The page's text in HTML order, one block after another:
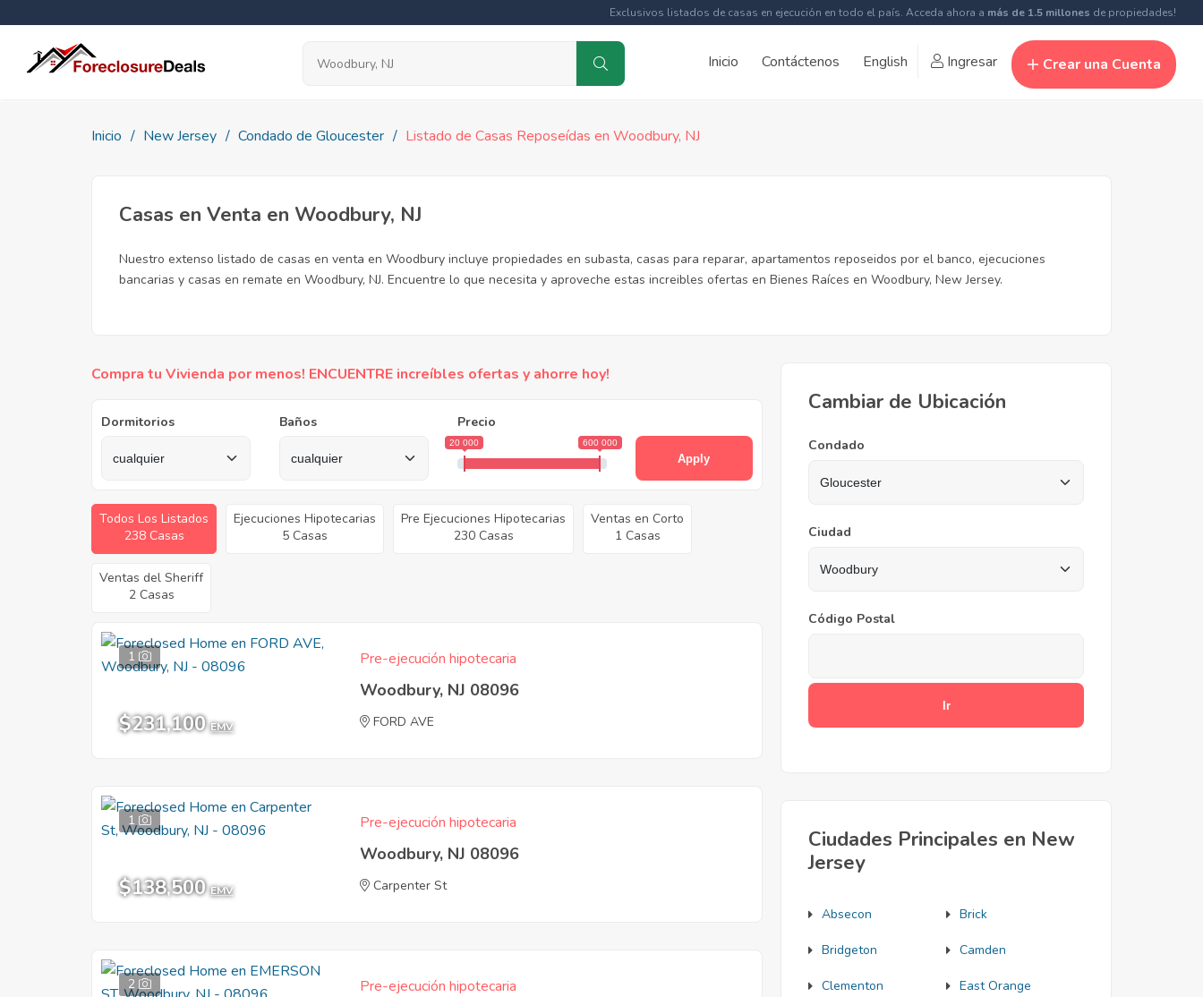
Exclusivos listados de casas en ejecución en todo el país. Acceda ahora a más de 1.5 millones de propiedades!
Inicio Contáctenos English Ingresar Crear una Cuenta
Inicio New Jersey Condado de Gloucester Listado de Casas Reposeídas en Woodbury, NJ
Casas en Venta en Woodbury, NJ
Nuestro extenso listado de casas en venta en Woodbury incluye propiedades en subasta, casas para reparar, apartamentos reposeidos por el banco, ejecuciones
bancarias y casas en remate en Woodbury, NJ. Encuentre lo que necesita y aproveche estas increibles ofertas en Bienes Raíces en Woodbury, New Jersey.
Compra tu Vivienda por menos! ENCUENTRE increíbles ofertas y ahorre hoy!
Dormitorios Baños Precio
20 000 600 000
Apply
Todos Los Listados
238 Casas
Ejecuciones Hipotecarias
5 Casas
Pre Ejecuciones Hipotecarias
230 Casas
Ventas en Corto
1 Casas
Ventas del Sheriff
2 Casas
1
$231,100 EMV
Pre-ejecución hipotecaria
Woodbury, NJ 08096
FORD AVE
1
$138,500 EMV
Pre-ejecución hipotecaria
Woodbury, NJ 08096
Carpenter St
2 Pre-ejecución hipotecaria
Cambiar de Ubicación
Condado
Ciudad
Código Postal
Ciudades Principales en New
Jersey
Absecon Brick
Bridgeton Camden
Clementon East Orange